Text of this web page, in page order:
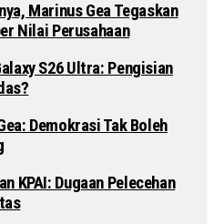
Marinus Gea Tegaskan
Nilai Perusahaan
S26 Ultra: Pengisian
Demokrasi Tak Boleh
KPAI: Dugaan Pelecehan